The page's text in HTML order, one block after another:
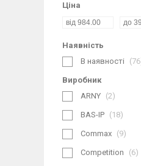
Ціна
Наявність
В наявності
76
Виробник
ARNY
2
BAS-IP 18
Commax 9
Competition 6